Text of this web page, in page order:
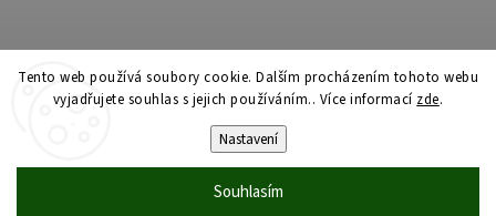
Tento web používá soubory cookie. Dalším procházením tohoto webu
vyjadřujete souhlas s jejich používáním.. Více informací zde.
Nastavení
Souhlasím
Professor Onyx. Všechna práva vyhrazena.